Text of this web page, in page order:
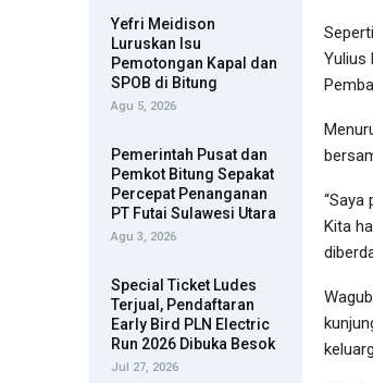
Yulius
“Saya
Kita
Yefri Meidison
Luruskan Isu
Pemotongan Kapal dan
SPOB di Bitung
Agu 5, 2026
Pemerintah Pusat dan
Pemkot Bitung Sepakat
Percepat Penanganan
PT Futai Sulawesi Utara
Agu 3, 2026
Special Ticket Ludes
Terjual, Pendaftaran
Early Bird PLN Electric
Run 2026 Dibuka Besok
Jul 27, 2026